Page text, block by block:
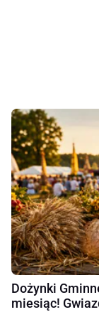
Dożynki
miesiąc!